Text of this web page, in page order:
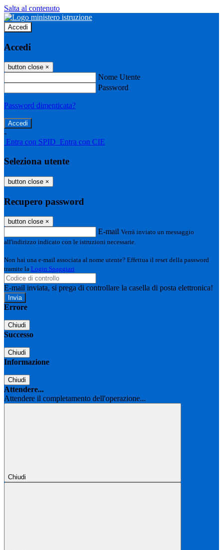
Salta al contenuto
Accedi
Accedi
button close ×
Nome Utente
Password
Password dimenticata?
-
Entra con SPID Entra con CIE
Seleziona utente
button close ×
Recupero password
button close ×
E-mail Verrà inviato un messaggio
all'indirizzo indicato con le istruzioni necessarie.
Non hai una e-mail associata al nome utente? Effettua il reset della password
tramite la Login Spaggiari
E-mail inviata, si prega di controllare la casella di posta elettronica!
Errore
Chiudi
Successo
Chiudi
Informazione
Chiudi
Attendere...
Attendere il completamento dell'operazione...
Chiudi